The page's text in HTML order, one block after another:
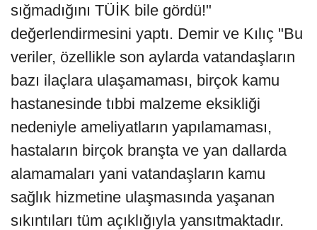
sığmadığını TÜİK bile gördü!"
değerlendirmesini yaptı. Demir ve Kılıç "Bu
veriler, özellikle son aylarda vatandaşların
bazı ilaçlara ulaşamaması, birçok kamu
hastanesinde tıbbi malzeme eksikliği
nedeniyle ameliyatların yapılamaması,
hastaların birçok branşta ve yan dallarda
alamamaları yani vatandaşların kamu
sağlık hizmetine ulaşmasında yaşanan
sıkıntıları tüm açıklığıyla yansıtmaktadır.